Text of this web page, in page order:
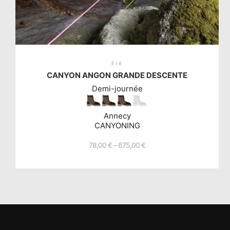
Été
CANYON ANGON GRANDE DESCENTE
Demi-journée
Annecy
CANYONING
78,00 €–675,00 €
plusieurs